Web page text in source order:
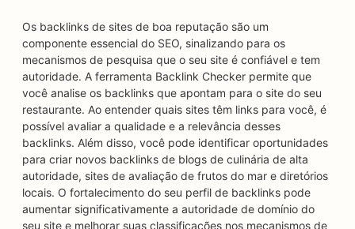
Os backlinks de sites de boa reputação são um
componente essencial do SEO, sinalizando para os
mecanismos de pesquisa que o seu site é confiável e tem
autoridade. A ferramenta Backlink Checker permite que
você analise os backlinks que apontam para o site do seu
restaurante. Ao entender quais sites têm links para você, é
possível avaliar a qualidade e a relevância desses
backlinks. Além disso, você pode identificar oportunidades
para criar novos backlinks de blogs de culinária de alta
autoridade, sites de avaliação de frutos do mar e diretórios
locais. O fortalecimento do seu perfil de backlinks pode
aumentar significativamente a autoridade de domínio do
seu site e melhorar suas classificações nos mecanismos de